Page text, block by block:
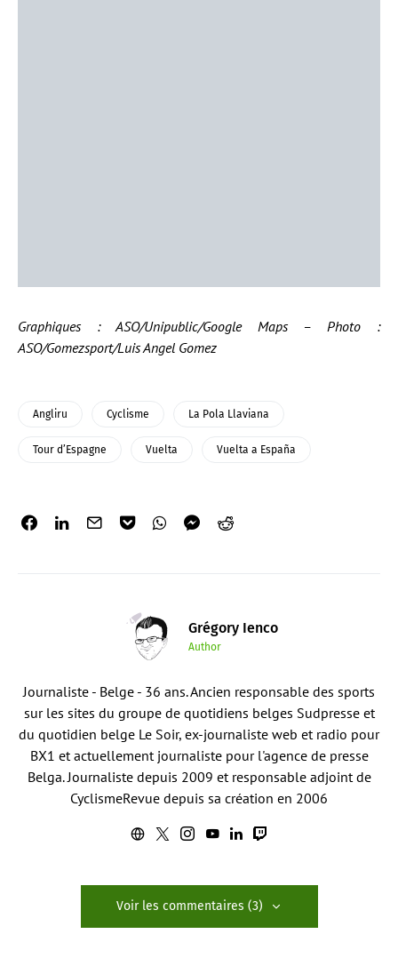
Graphiques : ASO/Unipublic/Google Maps – Photo :
ASO/Gomezsport/Luis Angel Gomez
Angliru Cyclisme La Pola Llaviana
Tour d’Espagne Vuelta Vuelta a España
Grégory Ienco
Author
Journaliste - Belge - 36 ans. Ancien responsable des sports
sur les sites du groupe de quotidiens belges Sudpresse et
du quotidien belge Le Soir, ex-journaliste web et radio pour
BX1 et actuellement journaliste pour l'agence de presse
Belga. Journaliste depuis 2009 et responsable adjoint de
CyclismeRevue depuis sa création en 2006
Voir les commentaires (3)